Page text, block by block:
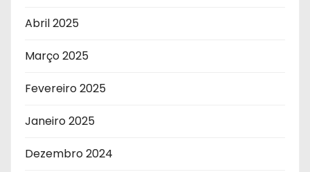
Abril 2025
Março 2025
Fevereiro 2025
Janeiro 2025
Dezembro 2024